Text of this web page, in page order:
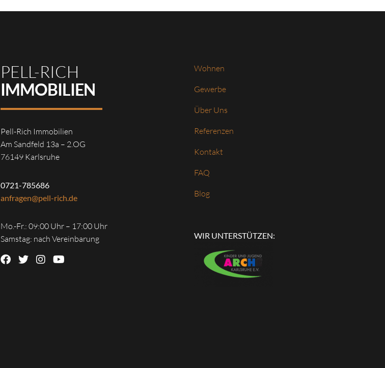
PELL-RICH
IMMOBILIEN
Pell-Rich Immobilien
Am Sandfeld 13a – 2.OG
76149 Karlsruhe
0721-785686
anfragen@pell-rich.de
Mo.-Fr.: 09:00 Uhr – 17:00 Uhr
Samstag: nach Vereinbarung
Wohnen
Gewerbe
Über Uns
Referenzen
Kontakt
FAQ
Blog
WIR UNTERSTÜTZEN: